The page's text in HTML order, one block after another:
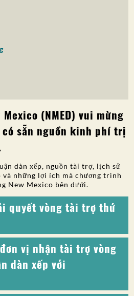
(NMED) vui mừng
sẵn nguồn kinh phí trị
dàn xếp, nguồn tài trợ, lịch sử
và những lợi ích mà chương trình
New Mexico bên dưới.
quyết vòng tài trợ thứ
vị nhận tài trợ vòng
dàn xếp với